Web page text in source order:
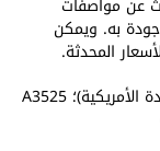
سنتحدث عن مواصفات
به. ويمكن
المحدثة.
الإصدارات: A3526 (دولي)؛ A3257 (الولايات المتحدة الأمريكية)؛ A3525